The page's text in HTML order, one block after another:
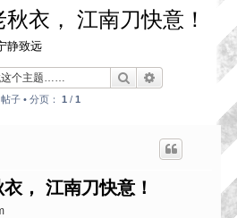
秋衣， 江南刀快意！
静致远
搜索
子 • 分页： 1 / 1
， 江南刀快意！